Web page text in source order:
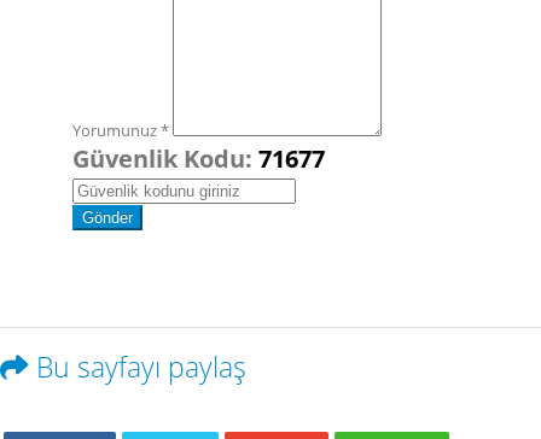
Yorumunuz *
Güvenlik Kodu: 71677
Bu sayfayı paylaş